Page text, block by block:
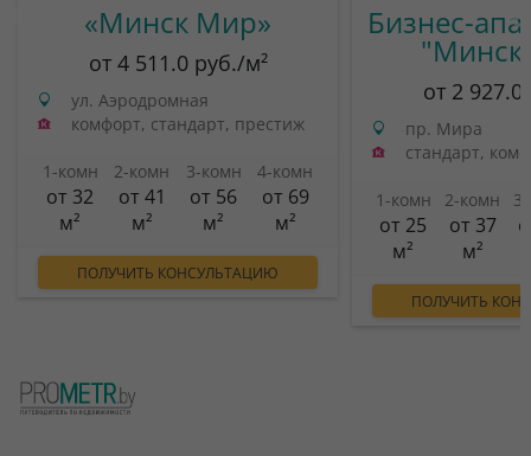
«Минск Мир»
от 4 511.0 руб./м²
ул. Аэродромная
комфорт, стандарт, престиж
1-комн
от 32
м²
2-комн
от 41
м²
3-комн
от 56
м²
4-комн
от 69
м²
ПОЛУЧИТЬ КОНСУЛЬТАЦИЮ
Бизнес-
от 2
пр. Мира
стандарт,
1-комн
от 25
м²
2-комн
от 37
м²
ПОЛУЧИТЬ